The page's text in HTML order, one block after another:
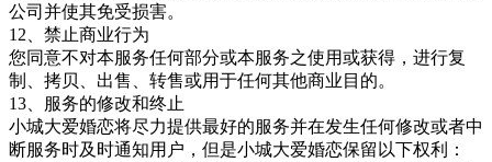
公司并使其免受损害。
12、禁止商业行为
您同意不对本服务任何部分或本服务之使用或获得，进行复
制、拷贝、出售、转售或用于任何其他商业目的。
13、服务的修改和终止
小城大爱婚恋将尽力提供最好的服务并在发生任何修改或者中
断服务时及时通知用户，但是小城大爱婚恋保留以下权利：